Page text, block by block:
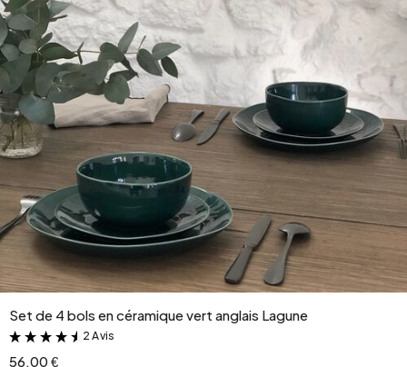
Set de 4 bols en céramique vert anglais Lagune
&
2 Avis
56.00 €